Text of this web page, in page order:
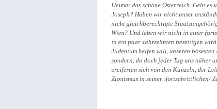
Heimat das schöne Österreich. Geht
Joseph? Haben wir nicht unser
nicht gleichberechtigte
Wien? Und leben wir nicht in einer
in ein paar Jahrzehnten beseitigen
Judentum helfen will, unseren
sondern, da doch jeder Tag uns näher
ereiferten sich von den Kanzeln, der
Zionismus in seiner ›fortschrittlichen‹